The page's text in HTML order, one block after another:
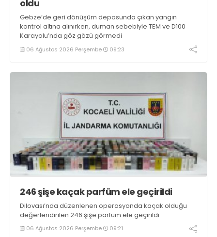
oldu
Gebze’de geri dönüşüm deposunda çıkan yangın
kontrol altına alınırken, duman sebebiyle TEM ve D100
Karayolu’nda göz gözü görmedi
06 Ağustos 2026 Perşembe 09:23
246 şişe kaçak parfüm ele geçirildi
Dilovası’nda düzenlenen operasyonda kaçak olduğu
değerlendirilen 246 şişe parfüm ele geçirildi
06 Ağustos 2026 Perşembe 09:21